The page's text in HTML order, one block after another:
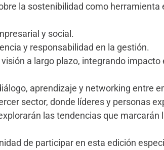
la sostenibilidad como herramienta
y social.
y responsabilidad en la gestión.
a largo plazo, integrando
aprendizaje y networking entre
sector, donde líderes y personas
las tendencias que
de participar en esta edición